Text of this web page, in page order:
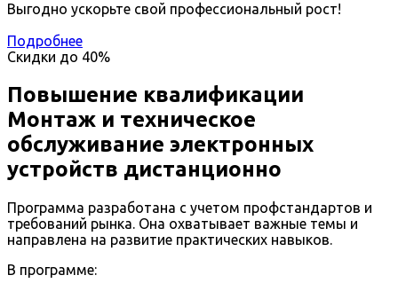
Выгодно ускорьте свой профессиональный рост!
Подробнее
Скидки до 40%
Повышение квалификации
Монтаж и техническое
обслуживание электронных
устройств дистанционно
Программа разработана с учетом профстандартов и
требований рынка. Она охватывает важные темы и
направлена на развитие практических навыков.
В программе: